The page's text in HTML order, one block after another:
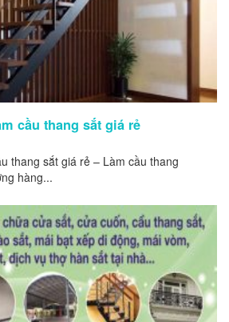
cầu thang sắt giá rẻ
thang sắt giá rẻ – Làm cầu thang
hàng...